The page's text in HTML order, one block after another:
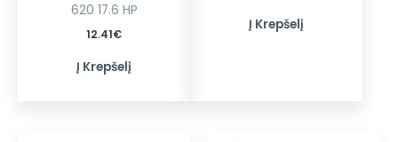
620 17.6 HP
12.41€
Į Krepšelį
Į Krepšelį